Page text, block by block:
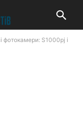
фотокамери: S1000pj і